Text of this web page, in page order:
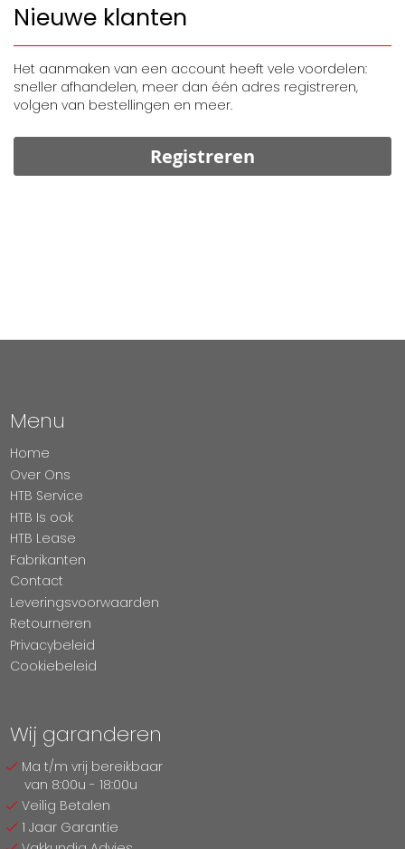
Nieuwe klanten
Het aanmaken van een account heeft vele voordelen:
sneller afhandelen, meer dan één adres registreren,
volgen van bestellingen en meer.
Registreren
Menu
Home
Over Ons
HTB Service
HTB Is ook
HTB Lease
Fabrikanten
Contact
Leveringsvoorwaarden
Retourneren
Privacybeleid
Cookiebeleid
Wij garanderen
Ma t/m vrij bereikbaar
van 8:00u - 18:00u
Veilig Betalen
1 Jaar Garantie